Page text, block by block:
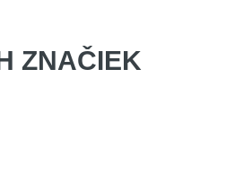
ZNAČIEK